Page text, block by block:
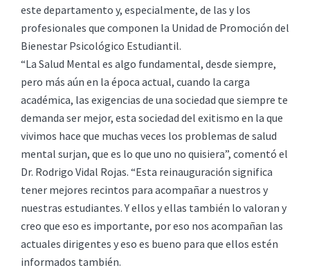
este departamento y, especialmente, de las y los
profesionales que componen la Unidad de Promoción del
Bienestar Psicológico Estudiantil.
“La Salud Mental es algo fundamental, desde siempre,
pero más aún en la época actual, cuando la carga
académica, las exigencias de una sociedad que siempre te
demanda ser mejor, esta sociedad del exitismo en la que
vivimos hace que muchas veces los problemas de salud
mental surjan, que es lo que uno no quisiera”, comentó el
Dr. Rodrigo Vidal Rojas. “Esta reinauguración significa
tener mejores recintos para acompañar a nuestros y
nuestras estudiantes. Y ellos y ellas también lo valoran y
creo que eso es importante, por eso nos acompañan las
actuales dirigentes y eso es bueno para que ellos estén
informados también.